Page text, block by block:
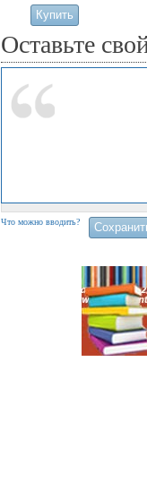
Оставьте
Что можно вводить?